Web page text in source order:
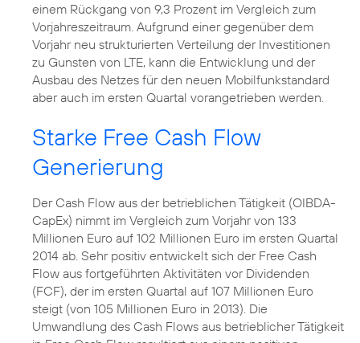
einem Rückgang von 9,3 Prozent im Vergleich zum
Vorjahreszeitraum. Aufgrund einer gegenüber dem
Vorjahr neu strukturierten Verteilung der Investitionen
zu Gunsten von LTE, kann die Entwicklung und der
Ausbau des Netzes für den neuen Mobilfunkstandard
aber auch im ersten Quartal vorangetrieben werden.
Starke Free Cash Flow
Generierung
Der Cash Flow aus der betrieblichen Tätigkeit (OIBDA-
CapEx) nimmt im Vergleich zum Vorjahr von 133
Millionen Euro auf 102 Millionen Euro im ersten Quartal
2014 ab. Sehr positiv entwickelt sich der Free Cash
Flow aus fortgeführten Aktivitäten vor Dividenden
(FCF), der im ersten Quartal auf 107 Millionen Euro
steigt (von 105 Millionen Euro in 2013). Die
Umwandlung des Cash Flows aus betrieblicher Tätigkeit